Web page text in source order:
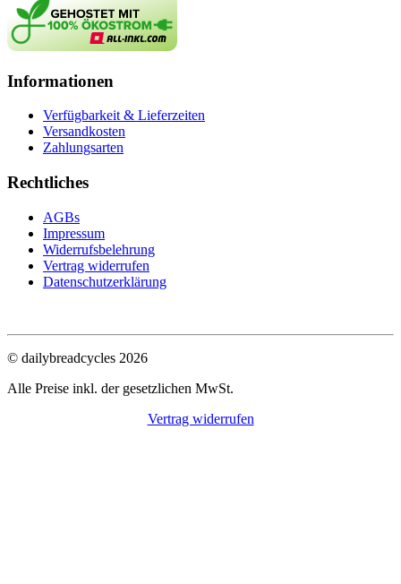
Informationen
Verfügbarkeit & Lieferzeiten
Versandkosten
Zahlungsarten
Rechtliches
AGBs
Impressum
Widerrufsbelehrung
Vertrag widerrufen
Datenschutzerklärung
© dailybreadcycles 2026
Alle Preise inkl. der gesetzlichen MwSt.
Vertrag widerrufen